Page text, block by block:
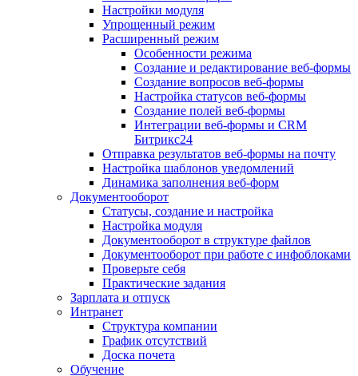
Настройки модуля
Упрощенный режим
Расширенный режим
Особенности режима
Создание и редактирование веб-формы
Создание вопросов веб-формы
Настройка статусов веб-формы
Создание полей веб-формы
Интеграции веб-формы и CRM
Битрикс24
Отправка результатов веб-формы на почту
Настройка шаблонов уведомлений
Динамика заполнения веб-форм
Документооборот
Статусы, создание и настройка
Настройка модуля
Документооборот в структуре файлов
Документооборот при работе с инфоблоками
Проверьте себя
Практические задания
Зарплата и отпуск
Интранет
Структура компании
График отсутствий
Доска почета
Обучение